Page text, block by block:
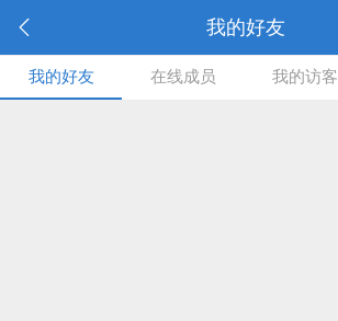
我的好友
我的好友 在线成员 我的访客